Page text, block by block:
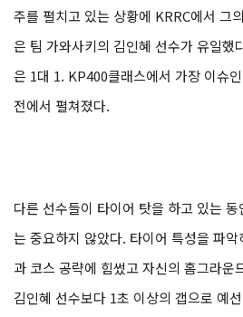
주를 펼치고 있는 상황에 KRRC에서 그
은 팀 가와사키의 김인혜 선수가 유일했
은 1대 1. KP400클래스에서 가장 이슈
전에서 펼쳐졌다.
다른 선수들이 타이어 탓을 하고 있는
는 중요하지 않았다. 타이어 특성을 파
과 코스 공략에 힘썼고 자신의 홈그라운
김인혜 선수보다 1초 이상의 갭으로 예